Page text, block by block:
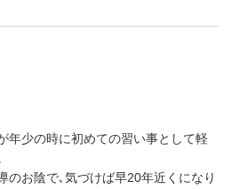
年少の時に初めての習い事として軽
のお陰で､気づけば早20年近くになり